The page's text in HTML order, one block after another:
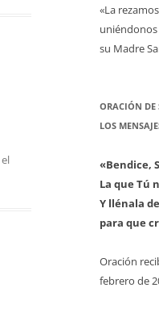
el
«La
uniéndonos
su Madre
ORACIÓN DE
LOS
«Bendice,
La que Tú
Y llénala
para que
Oración
febrero de